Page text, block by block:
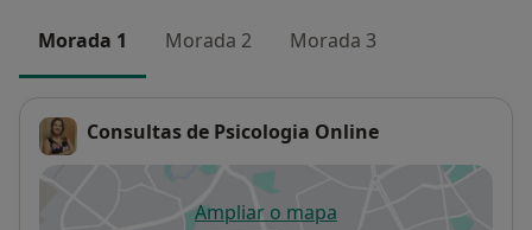
Morada 1 Morada 2 Morada 3
Consultas de Psicologia Online
Ampliar o mapaabre num novo separador